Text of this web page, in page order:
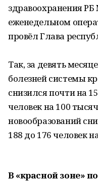
здравоохранения
еженедельном
провёл Глава
Так, за девять
болезней системы
снизился почти на
человек на 100
новообразований
188 до 176 человек
В «красной зоне»